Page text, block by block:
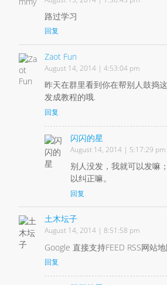
路过学习
回复
Zaot Fun
August 14, 2014 | 4:53:04 pm
昨天在群里看到你在帮别人鼓捣
发成教程的哦.
回复
闪闪的星
August 14, 2014 | 5:17:29 pm
别人没发，我就可以发嘛
以纠正嘛。
回复
土木坛子
August 14, 2014 | 8:51:58 pm
Google 直接支持FEED RSS网站地
回复